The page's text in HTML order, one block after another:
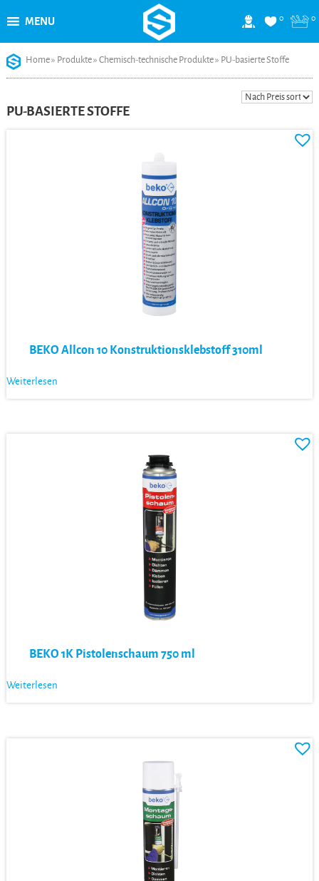
content
0 0
MENU
Home» Produkte» Chemisch-technische Produkte» PU-basierte Stoffe
PU-BASIERTE STOFFE
BEKO Allcon 10 Konstruktionsklebstoff 310ml
Weiterlesen
BEKO 1K Pistolenschaum 750 ml
Weiterlesen